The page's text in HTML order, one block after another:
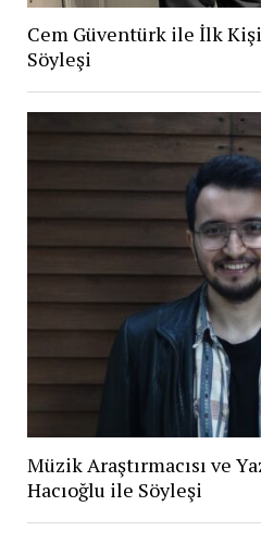
Cem Güventürk ile İlk
Söyleşi
Müzik Araştırmacısı ve
Hacıoğlu ile Söyleşi